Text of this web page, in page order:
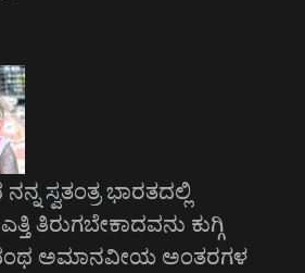
ಸ್ವತಂತ್ರ ಭಾರತದಲ್ಲಿ
ತಿರುಗಬೇಕಾದವನು ಕುಗ್ಗಿ
ಅಮಾನವೀಯ ಅಂತರಗಳ